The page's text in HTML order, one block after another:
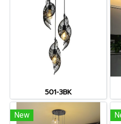
501-3BK
New